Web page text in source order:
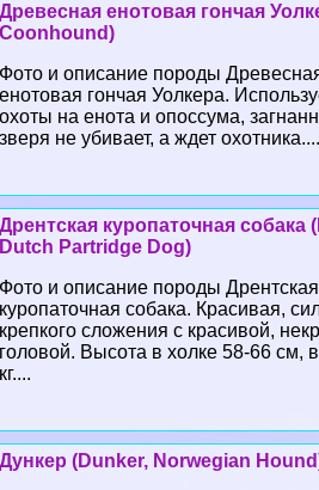
Древесная енотовая гончая
Coonhound)
Фото и описание породы
енотовая гончая Уолкера.
охоты на енота и опоссума,
зверя не убивает, а ждет охотника....
Дрентская куропаточная собака
Dutch Partridge Dog)
Фото и описание породы Дрентская
куропаточная собака. Красивая,
крепкого сложения с красивой,
головой. Высота в холке 58-66 см,
кг....
Дункер (Dunker, Norwegian